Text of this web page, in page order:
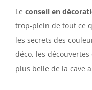
Le conseil en
trop-plein de tout ce
les secrets des
déco, les
plus belle de la cave